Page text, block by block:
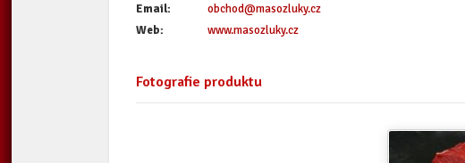
Email:
obchod@masozluky.cz
Web:
www.masozluky.cz
Fotografie produktu